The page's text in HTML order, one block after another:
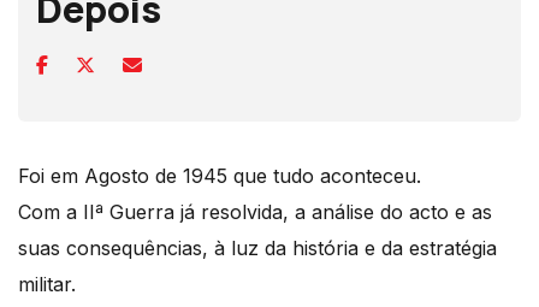
Foi em Agosto de 1945 que tudo aconteceu.
Com a IIª Guerra já resolvida, a análise do acto e as
suas consequências, à luz da história e da estratégia
militar.